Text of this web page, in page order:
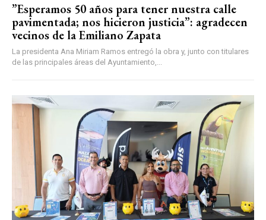
”Esperamos 50 años para tener nuestra calle
pavimentada; nos hicieron justicia”: agradecen
vecinos de la Emiliano Zapata
La presidenta Ana Miriam Ramos entregó la obra y, junto con titulares
de las principales áreas del Ayuntamiento,...